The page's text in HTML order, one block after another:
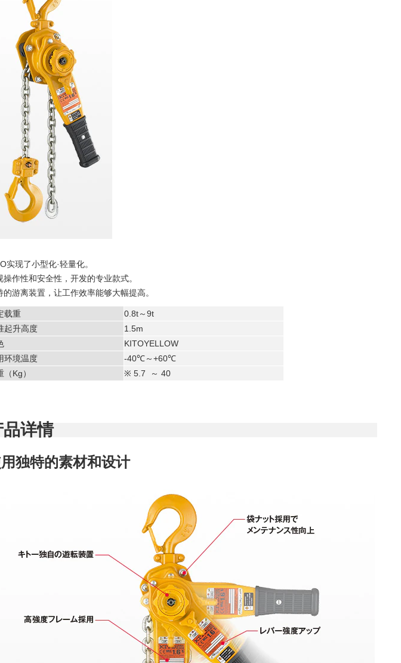
实现了小型化·轻量化。
操作性和安全性，开发的专业款式。
的游离装置，让工作效率能够大幅提高。
载重
0.8t～9t
起升高度
1.5m
KITOYELLOW
环境温度
-40℃～+60℃
（Kg）
※5.7 ～ 40
品详情
独特的素材和设计